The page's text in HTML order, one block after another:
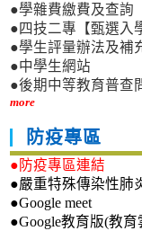
●學雜費繳費及查詢
●四技二專【甄選入
●學生評量辦法及補
●中學生網站
●後期中等教育普查
more
防疫專區
●防疫專區連結
●嚴重特殊傳染性肺
●Google meet
●Google教育版(教育